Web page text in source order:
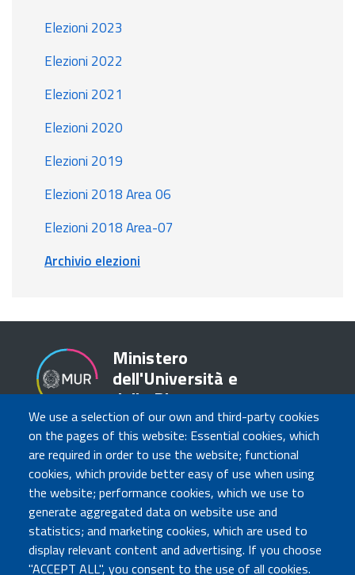
We use a selection of our own and third-party cookies
on the pages of this website: Essential cookies, which
are required in order to use the website; functional
cookies, which provide better easy of use when using
the website; performance cookies, which we use to
generate aggregated data on website use and
statistics; and marketing cookies, which are used to
display relevant content and advertising. If you choose
"ACCEPT ALL", you consent to the use of all cookies.
Elezioni 2023
Elezioni 2022
Elezioni 2021
Elezioni 2020
Elezioni 2019
Elezioni 2018 Area 06
Elezioni 2018 Area-07
Archivio elezioni
Ministero
dell'Università e
della Ricerca
TRASPARENZA
Amministrazione Trasparente
Atti di notifica
Albo online
Concorsi